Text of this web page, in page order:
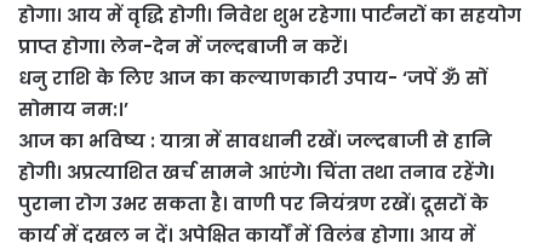
होगा। आय में वृद्धि होगी। निवेश शुभ रहेगा। पार्टनरों का सहयोग
प्राप्त होगा। लेन-देन में जल्दबाजी न करें।
धनु राशि के लिए आज का कल्याणकारी उपाय- ‘जपें ॐ सों
सोमाय नम:।’
आज का भविष्य : यात्रा में सावधानी रखें। जल्दबाजी से हानि
होगी। अप्रत्याशित खर्च सामने आएंगे। चिंता तथा तनाव रहेंगे।
पुराना रोग उभर सकता है। वाणी पर नियंत्रण रखें। दूसरों के
कार्य में दखल न दें। अपेक्षित कार्यों में विलंब होगा। आय में